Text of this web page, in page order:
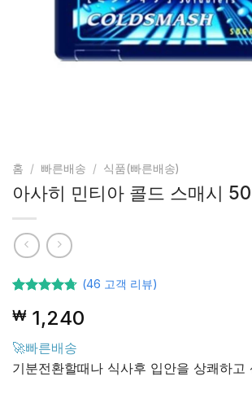
홈 / 빠른배송 / 식품(빠른배송)
아사히 민티아 콜드 스매시
기준으로
5점 중
4.7점을
받았습니
다.
(46 고객 리뷰)
₩ 1,240
🚀빠른배송
기분전환할때나 식사후 입안을 상쾌하고